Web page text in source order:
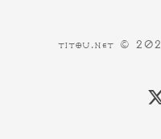
titou.net ©